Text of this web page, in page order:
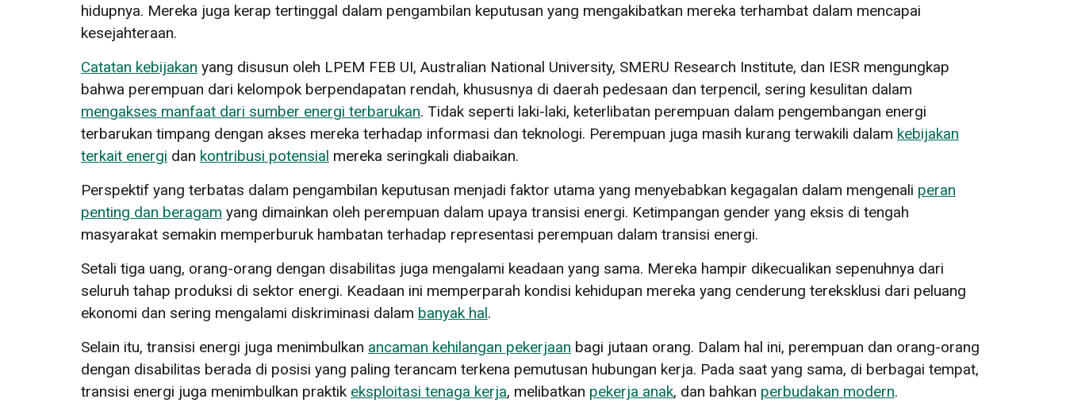
hidupnya. Mereka juga kerap tertinggal dalam pengambilan keputusan yang mengakibatkan mereka terhambat dalam mencapai
kesejahteraan.
Catatan kebijakan yang disusun oleh LPEM FEB UI, Australian National University, SMERU Research Institute, dan IESR mengungkap
bahwa perempuan dari kelompok berpendapatan rendah, khususnya di daerah pedesaan dan terpencil, sering kesulitan dalam
mengakses manfaat dari sumber energi terbarukan. Tidak seperti laki-laki, keterlibatan perempuan dalam pengembangan energi
terbarukan timpang dengan akses mereka terhadap informasi dan teknologi. Perempuan juga masih kurang terwakili dalam kebijakan
terkait energi dan kontribusi potensial mereka seringkali diabaikan.
Perspektif yang terbatas dalam pengambilan keputusan menjadi faktor utama yang menyebabkan kegagalan dalam mengenali peran
penting dan beragam yang dimainkan oleh perempuan dalam upaya transisi energi. Ketimpangan gender yang eksis di tengah
masyarakat semakin memperburuk hambatan terhadap representasi perempuan dalam transisi energi.
Setali tiga uang, orang-orang dengan disabilitas juga mengalami keadaan yang sama. Mereka hampir dikecualikan sepenuhnya dari
seluruh tahap produksi di sektor energi. Keadaan ini memperparah kondisi kehidupan mereka yang cenderung tereksklusi dari peluang
ekonomi dan sering mengalami diskriminasi dalam banyak hal.
Selain itu, transisi energi juga menimbulkan ancaman kehilangan pekerjaan bagi jutaan orang. Dalam hal ini, perempuan dan orang-orang
dengan disabilitas berada di posisi yang paling terancam terkena pemutusan hubungan kerja. Pada saat yang sama, di berbagai tempat,
transisi energi juga menimbulkan praktik eksploitasi tenaga kerja, melibatkan pekerja anak, dan bahkan perbudakan modern.